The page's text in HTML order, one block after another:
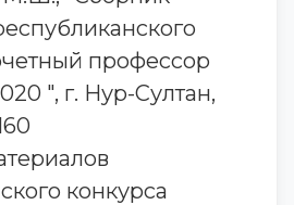
профессор
", г. Нур-Султан,
конкурса